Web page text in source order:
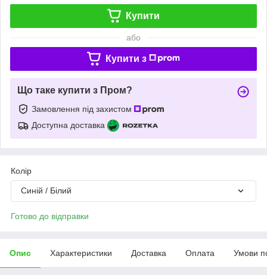
Купити
або
Купити з
Що таке купити з Пром?
Замовлення під захистом
Доступна доставка
Колір
Синій / Білий
Готово до відправки
Опис Характеристики Доставка Оплата Умови